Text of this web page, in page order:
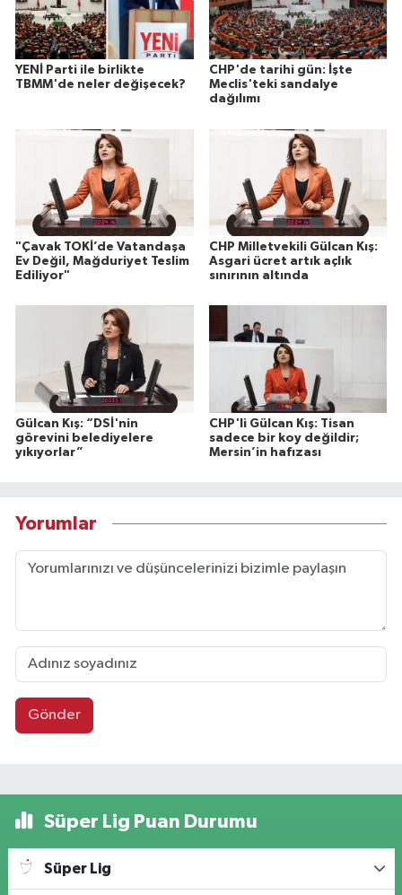
YENİ Parti ile birlikte
TBMM'de neler değişecek?
CHP'de tarihi gün: İşte
Meclis'teki sandalye
dağılımı
"Çavak TOKİ’de Vatandaşa
Ev Değil, Mağduriyet Teslim
Ediliyor"
CHP Milletvekili Gülcan Kış:
Asgari ücret artık açlık
sınırının altında
Gülcan Kış: “DSİ'nin
görevini belediyelere
yıkıyorlar”
CHP'li Gülcan Kış: Tisan
sadece bir koy değildir;
Mersin’in hafızası
Yorumlar
Gönder
Süper Lig Puan Durumu
Süper Lig